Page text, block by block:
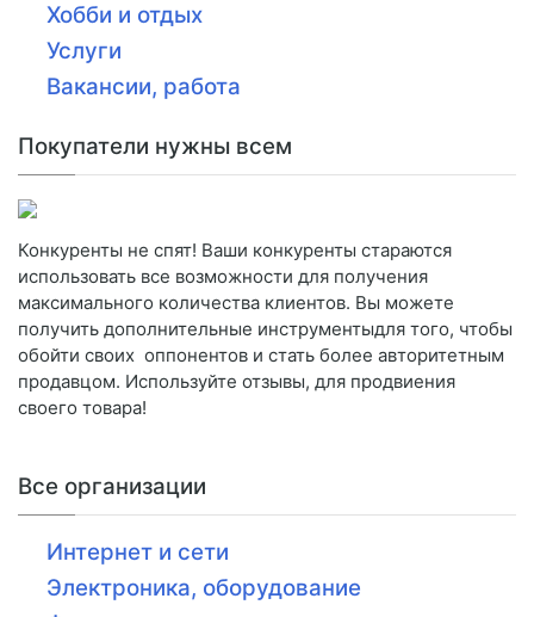
Хобби и отдых
Услуги
Вакансии, работа
Покупатели нужны всем
Конкуренты не спят! Ваши конкуренты стараются
использовать все возможности для получения
максимального количества клиентов. Вы можете
получить дополнительные инструментыдля того, чтобы
обойти своих оппонентов и стать более авторитетным
продавцом. Используйте отзывы, для продвиения
своего товара!
Все организации
Интернет и сети
Электроника, оборудование